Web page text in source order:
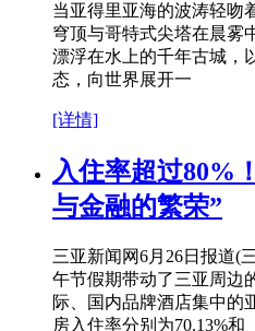
当亚得里亚海的波涛轻吻
穹顶与哥特式尖塔在晨
漂浮在水上的千年古城，
态，向世界展开一
[详情]
入住率超过80%
与金融的繁荣”
三亚新闻网6月26日报道(
午节假期带动了三亚周边
际、国内品牌酒店集中的
房入住率分别为70.13%和